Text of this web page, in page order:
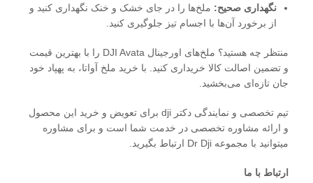
نگهداری صحیح: ملخ‌ها را در جای خشک و خنک نگهداری کنید و
از برخورد آن‌ها با اجسام تیز جلوگیری کنید.
منتظر چه هستید؟ ملخ‌های اورجینال DJI Avata را با بهترین قیمت
و تضمین اصالت کالا خریداری کنید. با خرید ملخ‌ آواتا، به پهپاد خود
جان تازه‌ای می‌بخشید.
تیم تخصصی و نمایندگی دکتر dji برای تعویض و خرید این محصول
و ارائه مشاوره تخصصی در خدمت شما است و برای مشاوره
میتوانید با مجموعه Dr Dji ارتباط بگیرید.
ارتباط با ما